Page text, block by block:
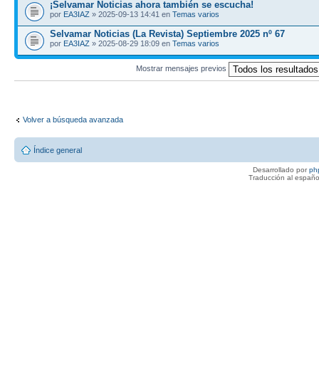
¡Selvamar Noticias ahora también se escucha!
por EA3IAZ » 2025-09-13 14:41 en Temas varios
Selvamar Noticias (La Revista) Septiembre 2025 nº 67
por EA3IAZ » 2025-08-29 18:09 en Temas varios
Mostrar mensajes previos
Volver a búsqueda avanzada
Índice general
Desarrollado por
Traducción al